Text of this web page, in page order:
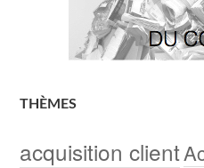
THÈMES
acquisition client